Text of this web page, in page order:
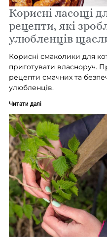
Корисні ласощі
рецепти, які
улюбленців
Корисні смаколики для
приготувати власноруч.
рецепти смачних та
улюбленців.
Читати далі